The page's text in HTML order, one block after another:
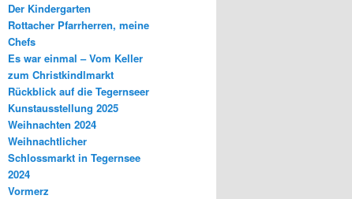
Der Kindergarten
Rottacher Pfarrherren, meine
Chefs
Es war einmal – Vom Keller
zum Christkindlmarkt
Rückblick auf die Tegernseer
Kunstausstellung 2025
Weihnachten 2024
Weihnachtlicher
Schlossmarkt in Tegernsee
2024
Vormerz